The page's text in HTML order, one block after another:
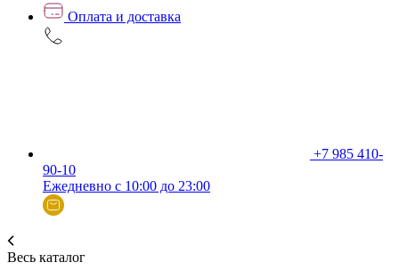
Оплата и доставка
+7 985 410-
90-10
Ежедневно с 10:00 до 23:00
Весь каталог